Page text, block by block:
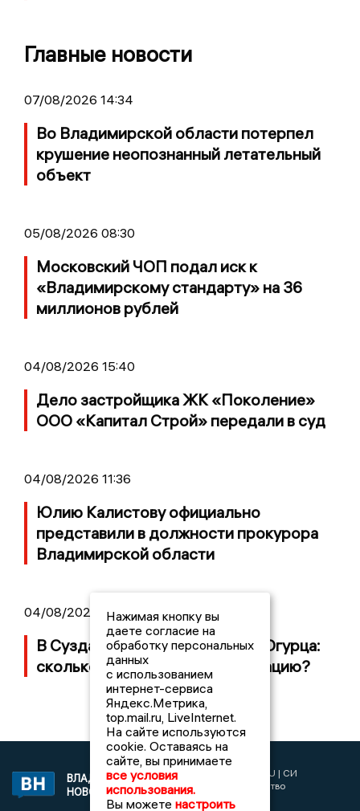
Главные новости
07/08/2026 14:34
Во Владимирской области потерпел
крушение неопознанный летательный
объект
05/08/2026 08:30
Московский ЧОП подал иск к
«Владимирскому стандарту» на 36
миллионов рублей
04/08/2026 15:40
Дело застройщика ЖК «Поколение»
ООО «Капитал Строй» передали в суд
04/08/2026 11:36
Юлию Калистову официально
представили в должности прокурора
Владимирской области
04/08/2026 09:01
В Суздале прошёл Фестиваль Огурца:
сколько потратили на организацию?
ВЛАДИМИРСКИЕ
НОВОСТИ
2017 © NEWSVLADIMIR.RU | СИ
«Информационное агентство
Владимирские новости»
Нажимая кнопку вы
даете согласие на
обработку персональных
данных
с использованием
интернет-сервиса
Яндекс.Метрика,
top.mail.ru, LiveInternet.
На сайте используются
cookie. Оставаясь на
сайте, вы принимаете
все условия
использования.
Вы можете настроить